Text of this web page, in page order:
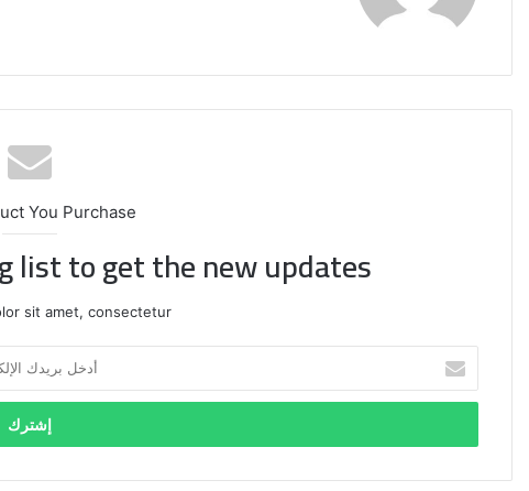
You Purchase
list to get the new updates!
sit amet, consectetur.
بريدك
الإلكتروني
الصين
على